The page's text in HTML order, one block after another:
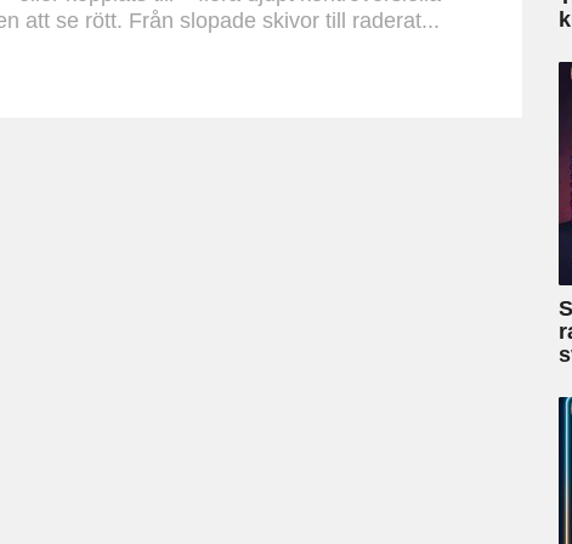
att se rött. Från slopade skivor till raderat...